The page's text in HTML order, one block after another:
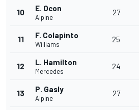
10 E. Ocon
Alpine
27
11 F. Colapinto
Williams
25
12 L. Hamilton
Mercedes
24
13 P. Gasly
Alpine
27